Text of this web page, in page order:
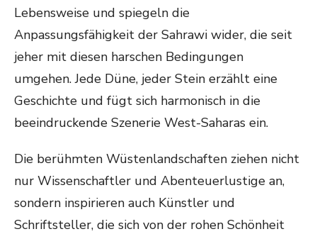
Lebensweise und spiegeln die
Anpassungsfähigkeit der Sahrawi wider, die seit
jeher mit diesen harschen Bedingungen
umgehen. Jede Düne, jeder Stein erzählt eine
Geschichte und fügt sich harmonisch in die
beeindruckende Szenerie West-Saharas ein.
Die berühmten Wüstenlandschaften ziehen nicht
nur Wissenschaftler und Abenteuerlustige an,
sondern inspirieren auch Künstler und
Schriftsteller, die sich von der rohen Schönheit